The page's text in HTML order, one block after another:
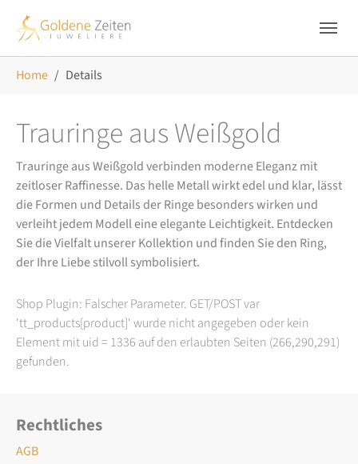
Home Details
Trauringe aus Weißgold
Trauringe aus Weißgold verbinden moderne Eleganz mit
zeitloser Raffinesse. Das helle Metall wirkt edel und klar, lässt
die Formen und Details der Ringe besonders wirken und
verleiht jedem Modell eine elegante Leichtigkeit. Entdecken
Sie die Vielfalt unserer Kollektion und finden Sie den Ring,
der Ihre Liebe stilvoll symbolisiert.
Shop Plugin: Falscher Parameter. GET/POST var
'tt_products[product]' wurde nicht angegeben oder kein
Element mit uid = 1336 auf den erlaubten Seiten (266,290,291)
gefunden.
Rechtliches
AGB